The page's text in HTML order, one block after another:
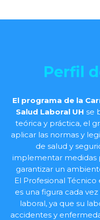
Perfil
El programa de la
Salud Laboral UH se
teórica y práctica, el
aplicar las normas y
de salud y
implementar medidas
garantizar un
El Profesional Técnico
es una figura cada
laboral, ya que su
accidentes y